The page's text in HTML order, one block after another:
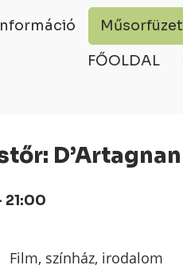
Műsorfüzet
FŐOLDAL
D’Artagnan
21:00
Film, színház, irodalom